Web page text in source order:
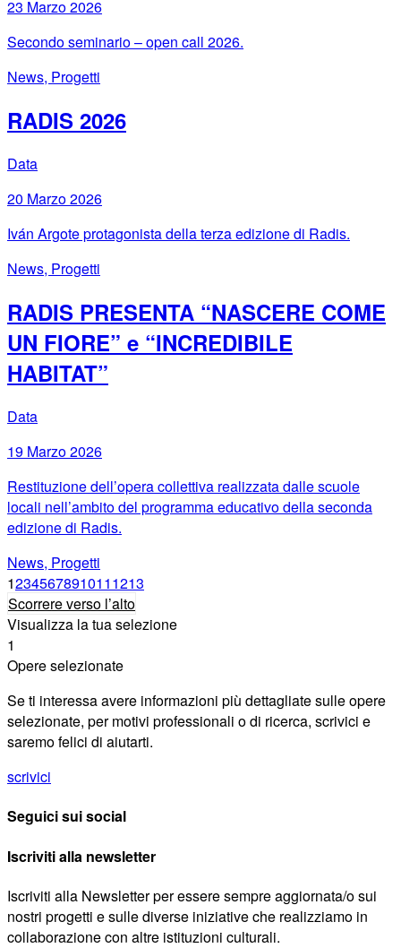
23 Marzo 2026
Secondo seminario – open call 2026.
News, Progetti
RADIS 2026
Data
20 Marzo 2026
Iván Argote protagonista della terza edizione di Radis.
News, Progetti
RADIS PRESENTA “NASCERE COME
UN FIORE” e “INCREDIBILE
HABITAT”
Data
19 Marzo 2026
Restituzione dell’opera collettiva realizzata dalle scuole
locali nell’ambito del programma educativo della seconda
edizione di Radis.
News, Progetti
12345678910111213
Scorrere verso l’alto
Visualizza la tua selezione
1
Opere selezionate
Se ti interessa avere informazioni più dettagliate sulle opere
selezionate, per motivi professionali o di ricerca, scrivici e
saremo felici di aiutarti.
scrivici
Seguici sui social
Iscriviti alla newsletter
Iscriviti alla Newsletter per essere sempre aggiornata/o sui
nostri progetti e sulle diverse iniziative che realizziamo in
collaborazione con altre istituzioni culturali.